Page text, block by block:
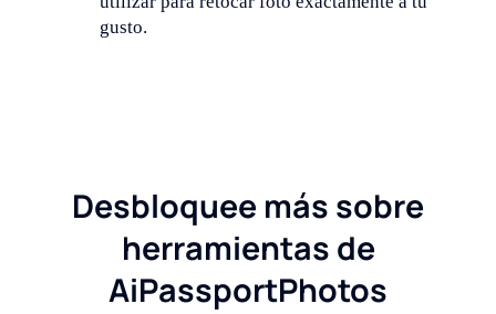
gusto.
Desbloquee más sobre
herramientas de
AiPassportPhotos